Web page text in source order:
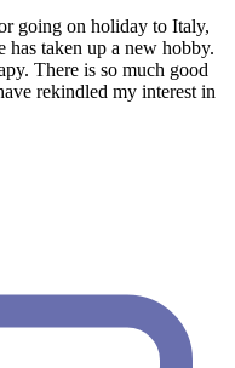
going on holiday to Italy,
has taken up a new hobby.
There is so much good
rekindled my interest in